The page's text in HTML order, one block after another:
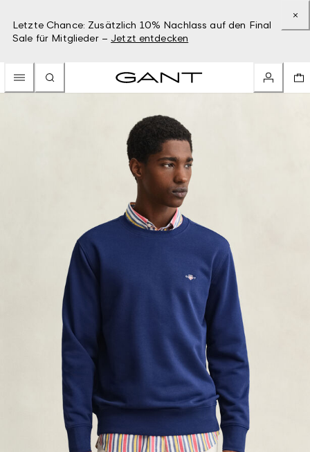
Letzte Chance: Zusätzlich 10% Nachlass auf den Final
Sale für Mitglieder – Jetzt entdecken